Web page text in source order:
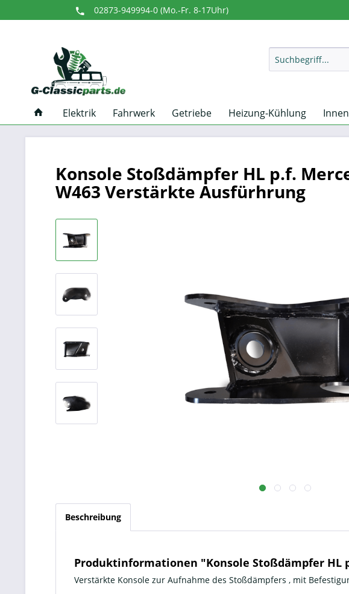
02873-949994-0 (Mo.-Fr. 8-17Uhr)
Elektrik Fahrwerk Getriebe Heizung-Kühlung
Konsole Stoßdämpfer HL p.f.
W463 Verstärkte Ausfürhrung
Beschreibung
Produktinformationen "Konsole Stoßdämpfer HL
Verstärkte Konsole zur Aufnahme des Stoßdämpfers , mit